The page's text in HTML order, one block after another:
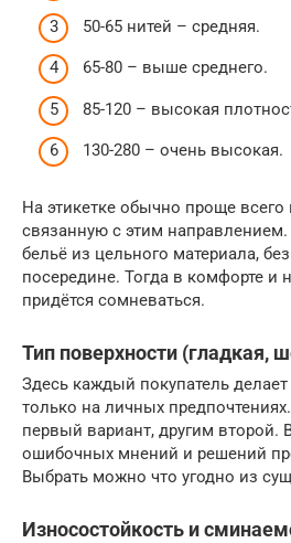
50-65 нитей – средняя.
65-80 – выше среднего.
85-120 – высокая
130-280 – очень высокая.
На этикетке обычно проще
связанную с этим
бельё из цельного материала,
посередине. Тогда в комфорте и
придётся сомневаться.
Тип поверхности (гладкая,
Здесь каждый покупатель
только на личных
первый вариант, другим второй.
ошибочных мнений и решений
Выбрать можно что угодно из
Износостойкость и